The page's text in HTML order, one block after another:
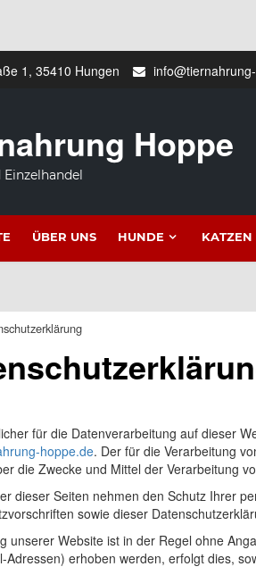
1, 35410 Hungen
Hoppe
ÜBER UNS HUNDE KATZEN
für die Datenverarbeitung auf dieser
hoppe.de. Der für die Verarbeitung
die Zwecke und Mittel der Verarbeitung
dieser Seiten nehmen den Schutz Ihrer
sowie dieser
unserer Website ist in der Regel ohne
Adressen) erhoben werden, erfolgt dies,